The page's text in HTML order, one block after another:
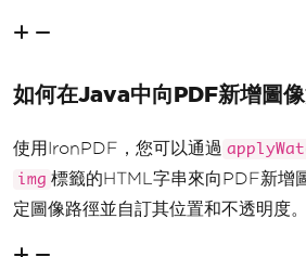
如何在Java中向PDF新增圖像
使用IronPDF，您可以通過
img 標籤的HTML字串來向PDF新增
定圖像路徑並自訂其位置和不透明度。